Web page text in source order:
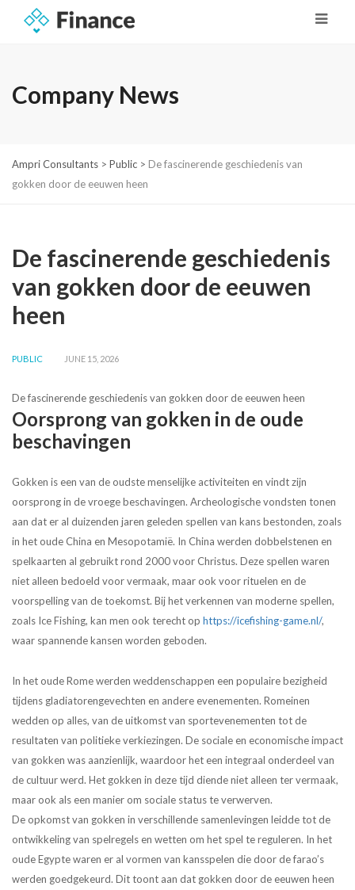
Company News
Ampri Consultants > Public > De fascinerende geschiedenis van
gokken door de eeuwen heen
De fascinerende geschiedenis
van gokken door de eeuwen
heen
PUBLIC JUNE 15, 2026
De fascinerende geschiedenis van gokken door de eeuwen heen
Oorsprong van gokken in de oude
beschavingen
Gokken is een van de oudste menselijke activiteiten en vindt zijn
oorsprong in de vroege beschavingen. Archeologische vondsten tonen
aan dat er al duizenden jaren geleden spellen van kans bestonden, zoals
in het oude China en Mesopotamië. In China werden dobbelstenen en
spelkaarten al gebruikt rond 2000 voor Christus. Deze spellen waren
niet alleen bedoeld voor vermaak, maar ook voor rituelen en de
voorspelling van de toekomst. Bij het verkennen van moderne spellen,
zoals Ice Fishing, kan men ook terecht op https://icefishing-game.nl/,
waar spannende kansen worden geboden.
In het oude Rome werden weddenschappen een populaire bezigheid
tijdens gladiatorengevechten en andere evenementen. Romeinen
wedden op alles, van de uitkomst van sportevenementen tot de
resultaten van politieke verkiezingen. De sociale en economische impact
van gokken was aanzienlijk, waardoor het een integraal onderdeel van
de cultuur werd. Het gokken in deze tijd diende niet alleen ter vermaak,
maar ook als een manier om sociale status te verwerven.
De opkomst van gokken in verschillende samenlevingen leidde tot de
ontwikkeling van spelregels en wetten om het spel te reguleren. In het
oude Egypte waren er al vormen van kansspelen die door de farao’s
werden goedgekeurd. Dit toont aan dat gokken door de eeuwen heen